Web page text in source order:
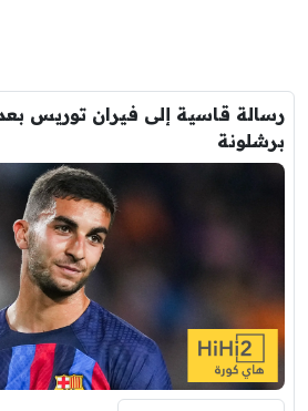
رسالة قاسية إلى فيران توريس
برشلونة